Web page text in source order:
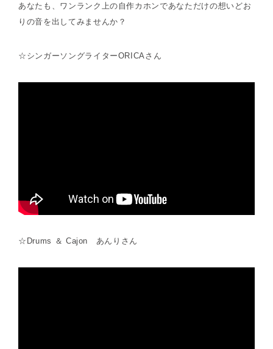
あなたも、ワンランク上の自作カホンであなただけの想いどお
りの音を出してみませんか？
☆シンガーソングライターORICAさん
☆Drums ＆ Cajon あんりさん